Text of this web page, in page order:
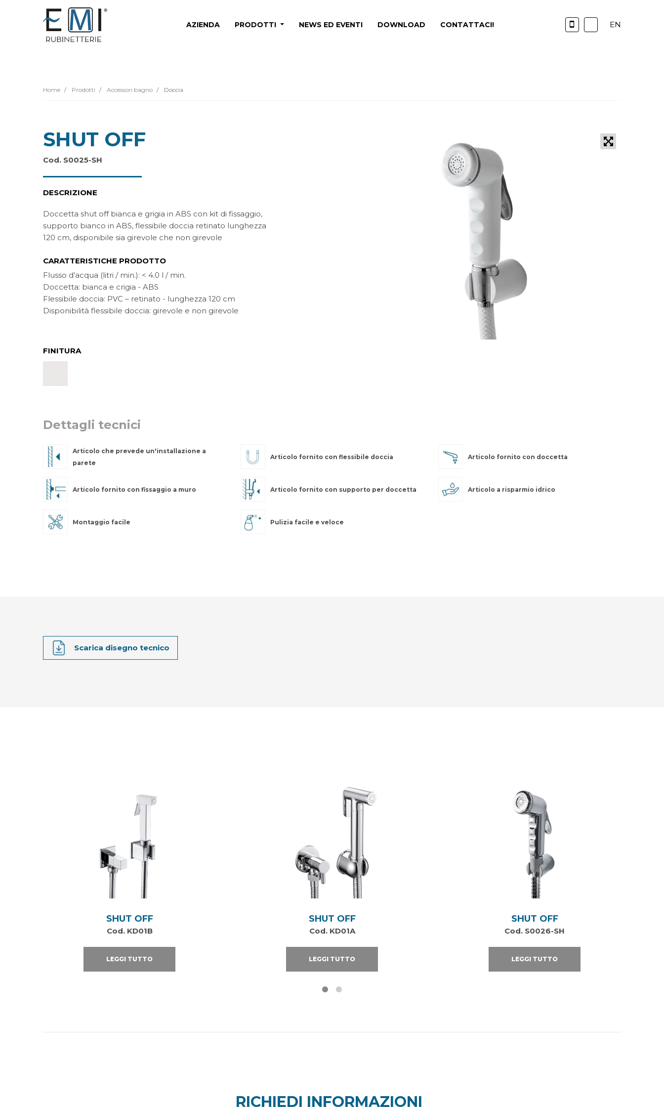
AZIENDA PRODOTTI NEWS ED EVENTI DOWNLOAD CONTATTACI! EN
Home Prodotti Accessori bagno Doccia
SHUT OFF
Cod. S0025-SH
DESCRIZIONE
Doccetta shut off bianca e grigia in ABS con kit di fissaggio,
supporto bianco in ABS, flessibile doccia retinato lunghezza
120 cm, disponibile sia girevole che non girevole
CARATTERISTICHE PRODOTTO
Flusso d’acqua (litri / min.): < 4.0 l / min.
Doccetta: bianca e crigia - ABS
Flessibile doccia: PVC – retinato - lunghezza 120 cm
Disponibilità flessibile doccia: girevole e non girevole
FINITURA
Dettagli tecnici
Articolo che prevede un'installazione a
parete
Articolo fornito con flessibile doccia Articolo fornito con doccetta
Articolo fornito con fissaggio a muro Articolo fornito con supporto per doccetta Articolo a risparmio idrico
Montaggio facile Pulizia facile e veloce
Scarica disegno tecnico
SHUT OFF
Cod. KD01B
LEGGI TUTTO
SHUT OFF
Cod. KD01A
LEGGI TUTTO
SHUT OFF
Cod. S0026-SH
LEGGI TUTTO
RICHIEDI INFORMAZIONI